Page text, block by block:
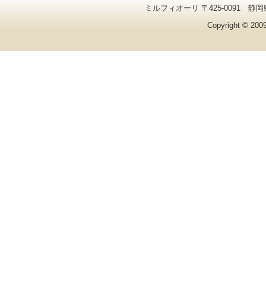
ミルフィオーリ 〒425-0091 静
Copyright ©